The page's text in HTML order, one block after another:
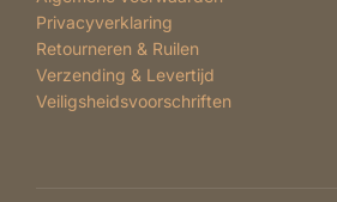
Privacyverklaring
Retourneren & Ruilen
Verzending & Levertijd
Veiligsheidsvoorschriften